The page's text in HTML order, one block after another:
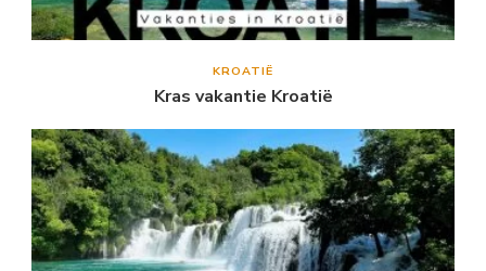
KROATIË
Kras vakantie Kroatië